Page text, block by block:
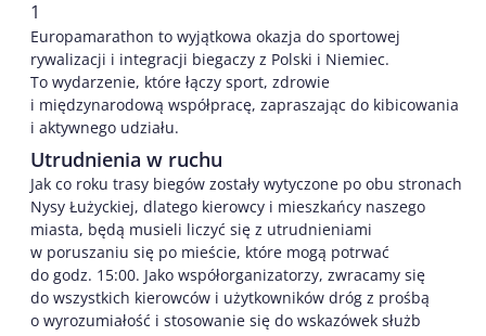
1
Europamarathon to wyjątkowa okazja do sportowej
rywalizacji i integracji biegaczy z Polski i Niemiec.
To wydarzenie, które łączy sport, zdrowie
i międzynarodową współpracę, zapraszając do kibicowania
i aktywnego udziału.
Utrudnienia w ruchu
Jak co roku trasy biegów zostały wytyczone po obu stronach
Nysy Łużyckiej, dlatego kierowcy i mieszkańcy naszego
miasta, będą musieli liczyć się z utrudnieniami
w poruszaniu się po mieście, które mogą potrwać
do godz. 15:00. Jako współorganizatorzy, zwracamy się
do wszystkich kierowców i użytkowników dróg z prośbą
o wyrozumiałość i stosowanie się do wskazówek służb